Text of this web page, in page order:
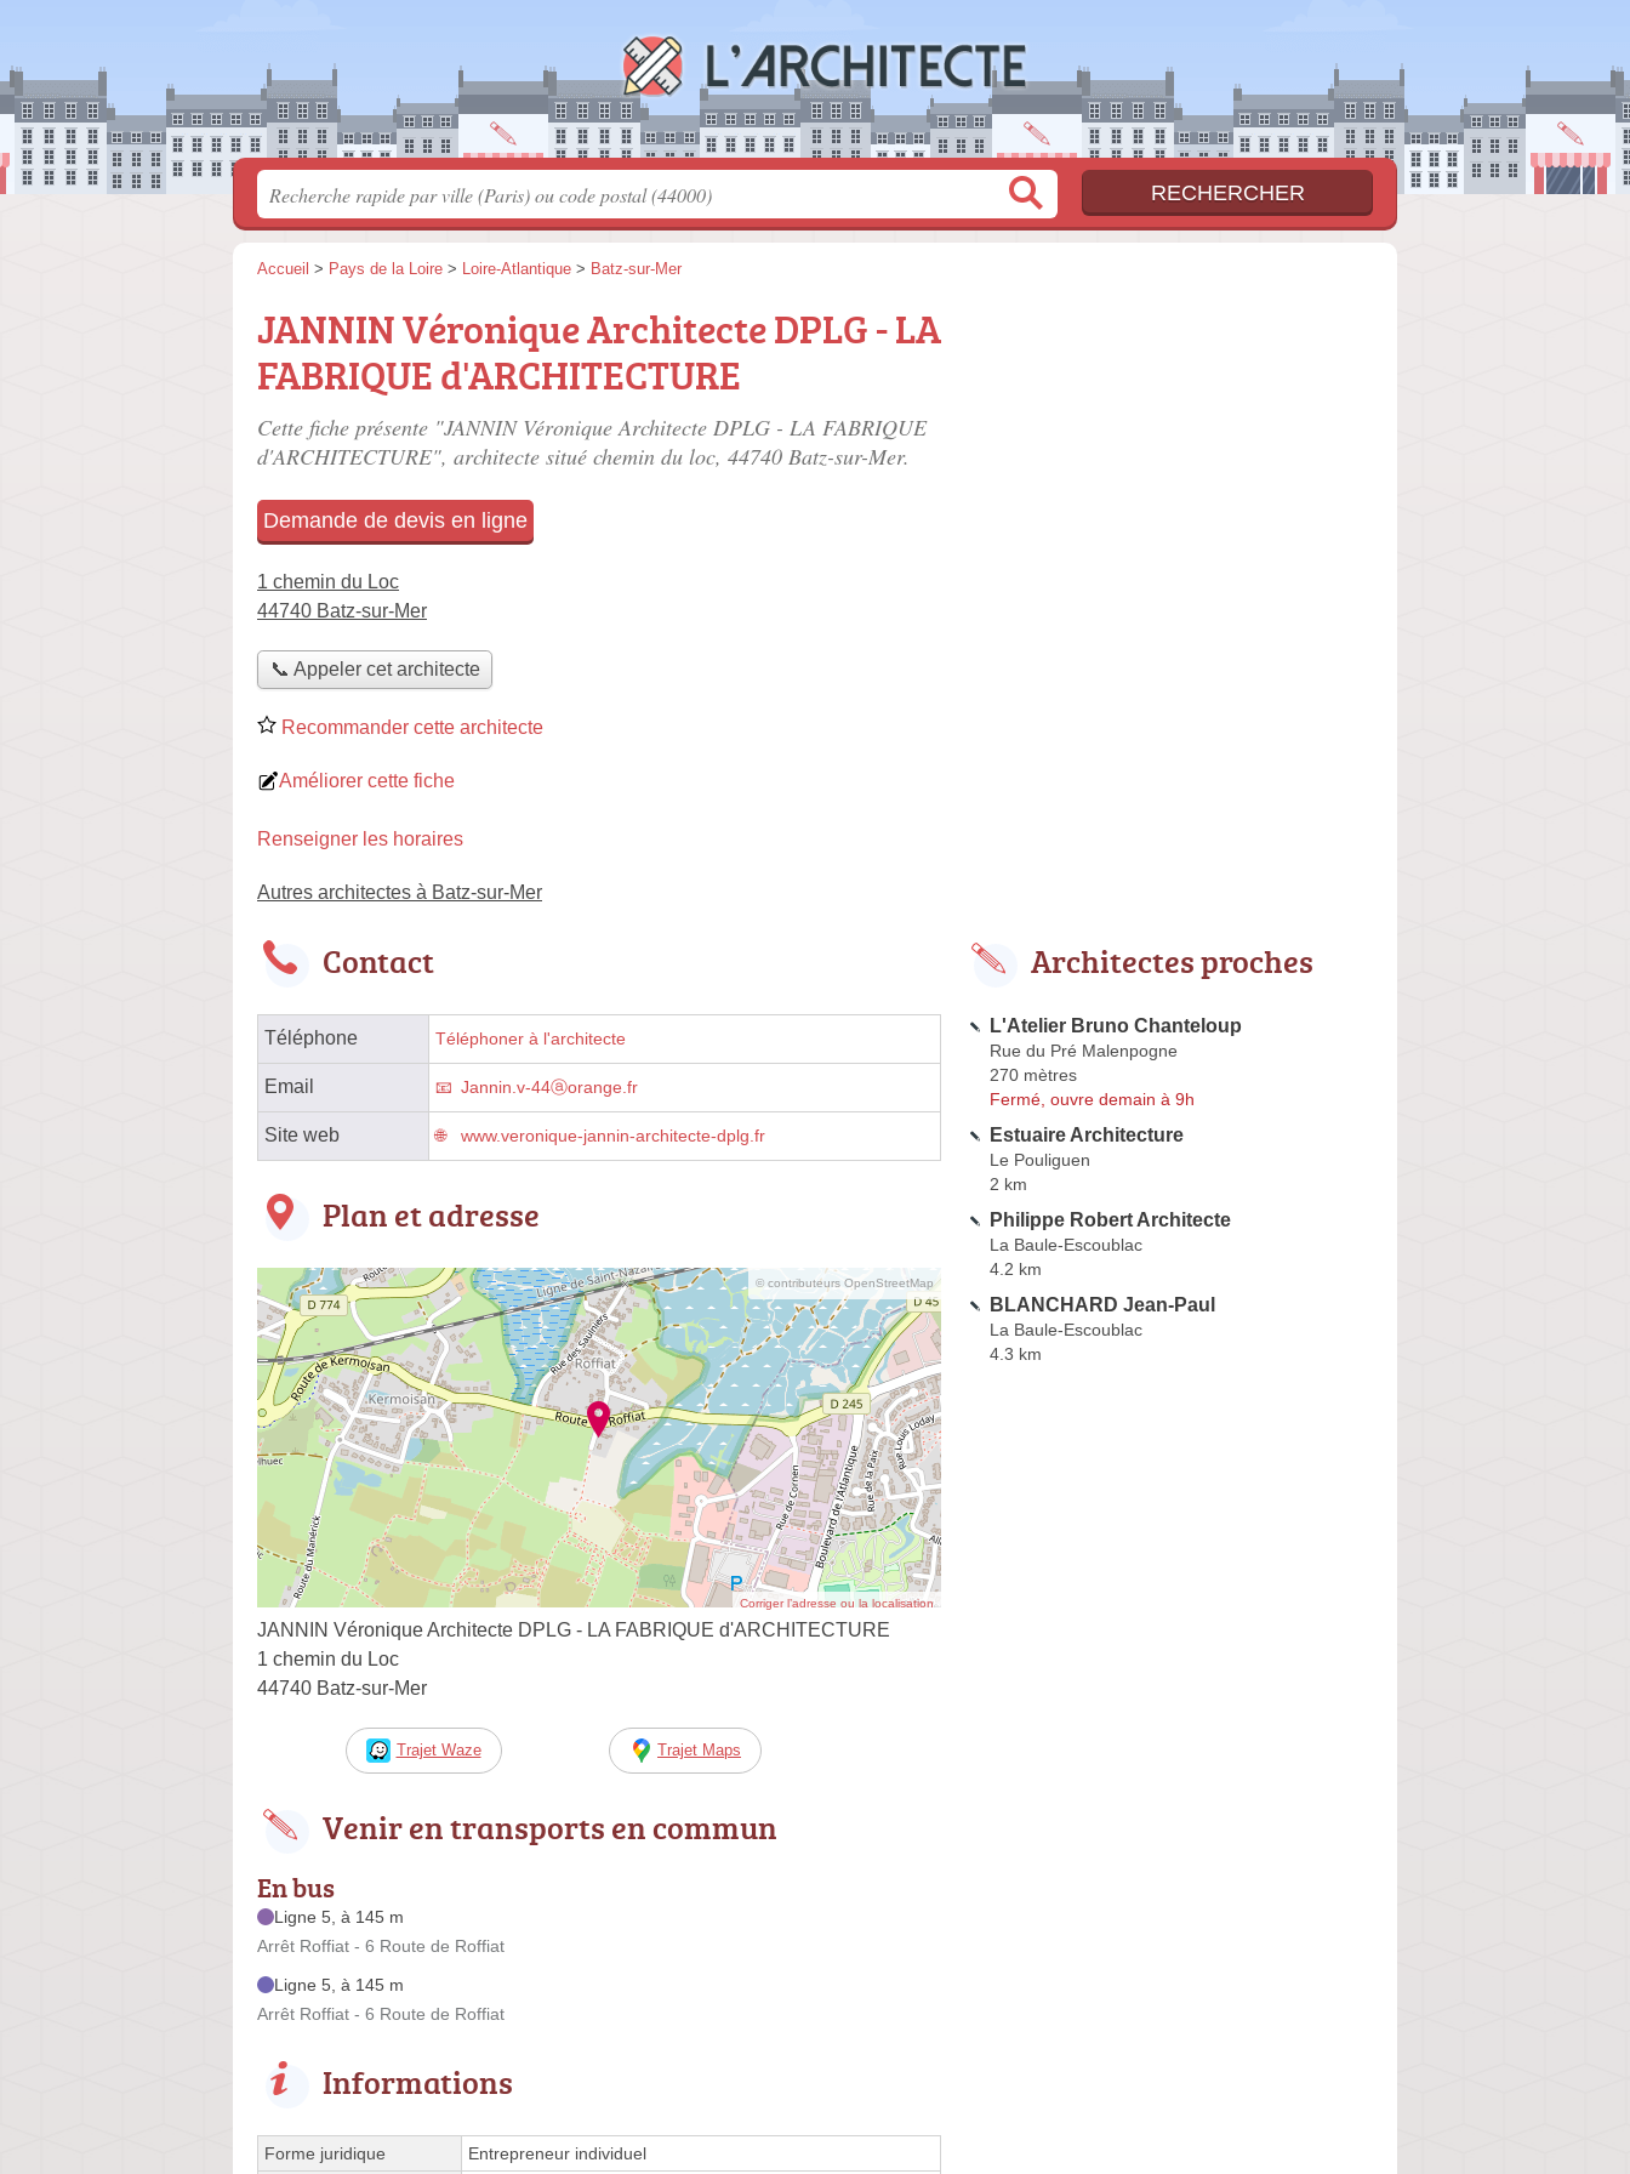
Accueil > Pays de la Loire > Loire-Atlantique > Batz-sur-Mer
JANNIN Véronique Architecte DPLG - LA
FABRIQUE d'ARCHITECTURE
Cette fiche présente "JANNIN Véronique Architecte DPLG - LA FABRIQUE
d'ARCHITECTURE", architecte situé chemin du loc, 44740 Batz-sur-Mer.
Demande de devis en ligne
1 chemin du Loc
44740 Batz-sur-Mer
📞 Appeler cet architecte
Recommander cette architecte
Améliorer cette fiche
Renseigner les horaires
Autres architectes à Batz-sur-Mer
Contact
Téléphone Téléphoner à l'architecte
Email Jannin.v-44ⓐorange.fr
Site web www.veronique-jannin-architecte-dplg.fr
Plan et adresse
© contributeurs OpenStreetMap
Corriger l’adresse ou la localisation
JANNIN Véronique Architecte DPLG - LA FABRIQUE d'ARCHITECTURE
1 chemin du Loc
44740 Batz-sur-Mer
Trajet Waze Trajet Maps
Venir en transports en commun
En bus
Ligne 5, à 145 m
Arrêt Roffiat - 6 Route de Roffiat
Ligne 5, à 145 m
Arrêt Roffiat - 6 Route de Roffiat
Informations
Forme juridique Entrepreneur individuel
Architectes proches
L'Atelier Bruno Chanteloup
Rue du Pré Malenpogne
270 mètres
Fermé, ouvre demain à 9h
Estuaire Architecture
Le Pouliguen
2 km
Philippe Robert Architecte
La Baule-Escoublac
4.2 km
BLANCHARD Jean-Paul
La Baule-Escoublac
4.3 km